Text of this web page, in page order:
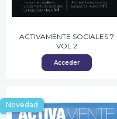
ACTIVAMENTE SOCIALES 7
VOL 2
Acceder
Novedad